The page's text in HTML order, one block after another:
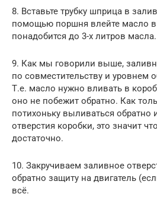
8. Вставьте трубку шприца в
помощью поршня влейте масло в
понадобится до 3-х литров масла.
9. Как мы говорили выше,
по совместительству и
Т.е. масло нужно вливать в
оно не побежит обратно. Как
потихоньку выливаться обратно
отверстия коробки, это значит
достаточно.
10. Закручиваем заливное
обратно защиту на двигатель
всё.